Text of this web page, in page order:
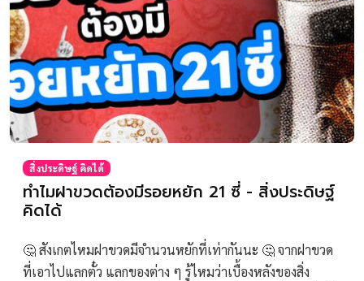
สิ่งประดิษฐ์ คิดได้
ทำไมฝาขวดต้องมีรอยหยัก 21 ซี่ - สิ่งประดิษฐ์
คิดได้
🤔 สังเกตไหมฝาขวดมีจำนวนหยักที่เท่ากันนะ 🤔 จากฝาขวด
ที่เอาไปแลกตั๋ว แลกของต่าง ๆ รู้ไหมว่าเบื้องหลังของสิ่ง